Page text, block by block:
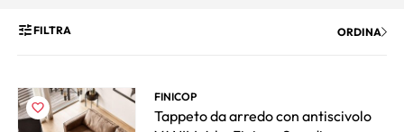
FILTRA ORDINA
FINICOP
Tappeto da arredo con antiscivolo